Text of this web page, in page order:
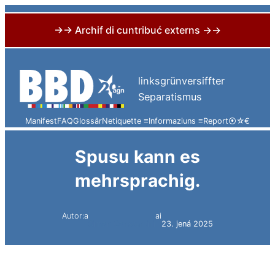
→→ Archif di cuntribuć externs →→
content
linksgrünversiffter
Separatismus
ManifestFAQGlossârNetiquette ≡Informaziuns ≡Report⦿☆€
Spusu kann es
mehrsprachig.
Autor:a
ai
23. jená 2025